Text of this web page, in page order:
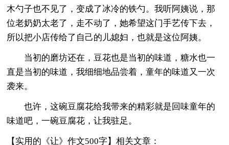
木勺子也不见了，变成了冰冷的铁勺。我听阿姨说，那
位老奶奶太老了，走不动了，她希望这门手艺传下去，
所以把小店传给了自己的儿媳妇，也就是这位阿姨。
当初的磨坊还在，豆花也是当初的味道，糖水也一
直是当初的味道，我细细地品尝着，童年的味道又一次
袭来。
也许，这碗豆腐花给我带来的精彩就是回味童年的
味道吧，一碗豆腐花，让我驻足。
【实用的《让》作文500字】相关文章：